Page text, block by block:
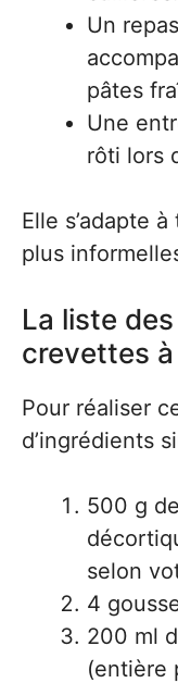
Un
pâtes
Une
rôti lors
Elle s’adapte
plus
La liste
crevettes à
Pour réaliser
d’ingrédients
500 g
selon
4
200 ml
(entière